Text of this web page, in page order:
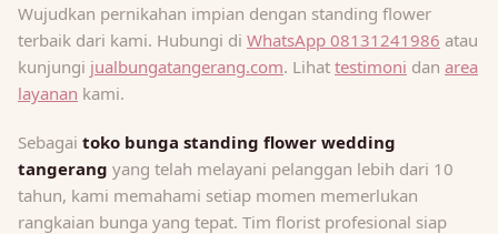
Wujudkan pernikahan impian dengan standing flower
terbaik dari kami. Hubungi di WhatsApp 08131241986 atau
kunjungi jualbungatangerang.com. Lihat testimoni dan area
layanan kami.
Sebagai toko bunga standing flower wedding
tangerang yang telah melayani pelanggan lebih dari 10
tahun, kami memahami setiap momen memerlukan
rangkaian bunga yang tepat. Tim florist profesional siap